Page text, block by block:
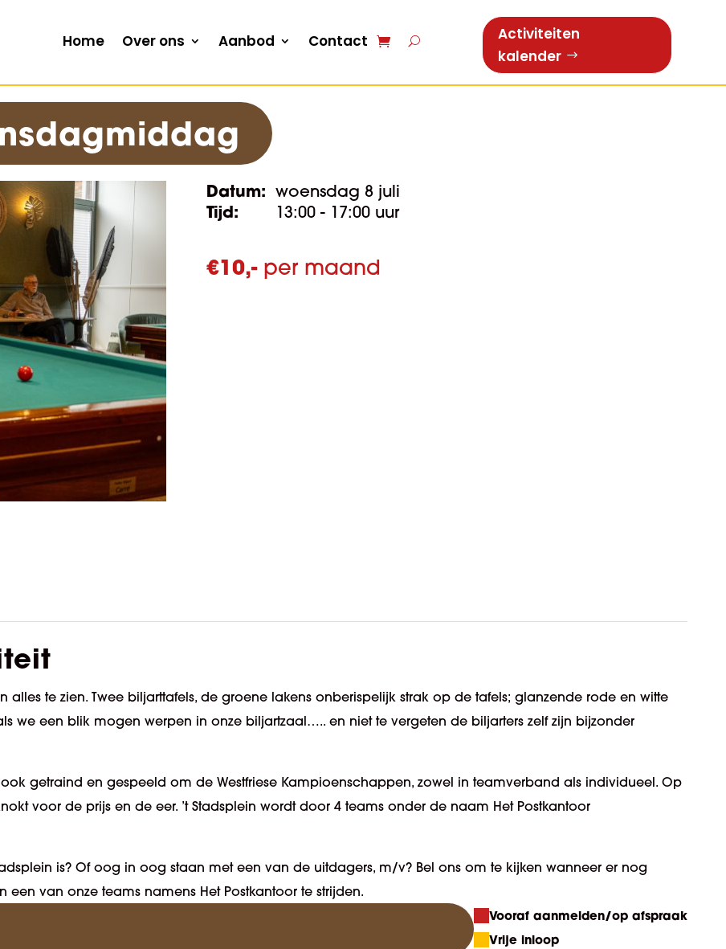
Home Over ons Aanbod Contact
Activiteiten
kalender
Datum: woensdag 8 juli
Tijd: 13:00 - 17:00 uur
€10,-per maand
alles te zien. Twee biljarttafels, de groene lakens onberispelijk strak op de tafels; glanzende rode en witte
we een blik mogen werpen in onze biljartzaal….. en niet te vergeten de biljarters zelf zijn bijzonder
getraind en gespeeld om de Westfriese Kampioenschappen, zowel in teamverband als individueel. Op
voor de prijs en de eer. ’t Stadsplein wordt door 4 teams onder de naam Het Postkantoor
is? Of oog in oog staan met een van de uitdagers, m/v? Bel ons om te kijken wanneer er nog
van onze teams namens Het Postkantoor te strijden.
Vooraf aanmelden/op afspraak
Vrije inloop